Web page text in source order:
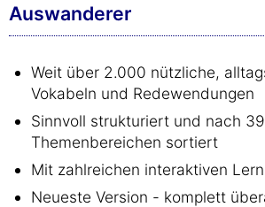
Auswanderer
Weit über 2.000 nützliche,
Vokabeln und Redewendungen
Sinnvoll strukturiert und nach 39
Themenbereichen sortiert
Mit zahlreichen interaktiven
Neueste Version - komplett